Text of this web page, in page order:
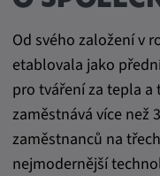
Od svého založení v
etablovala jako
pro tváření za tepla a
zaměstnává více než
zaměstnanců na
nejmodernější